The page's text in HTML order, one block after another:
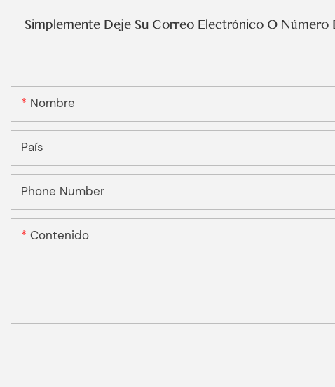
Simplemente Deje Su Correo Electrónico O
Nombre
País
Phone Number
Contenido